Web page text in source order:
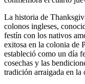
La historia de
colonos ingleses,
festín con los nativos
exitosa en la colonia de
estableció como un día
cosechas y las
tradición arraigada en la